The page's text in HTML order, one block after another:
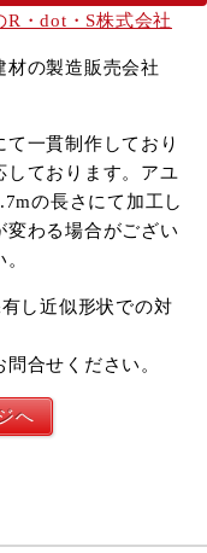
・dot・S株式会社
材の製造販売会社
一貫制作しており
しております。アユ
の長さにて加工し
変わる場合がござい
し近似形状での対
合せください。
へ